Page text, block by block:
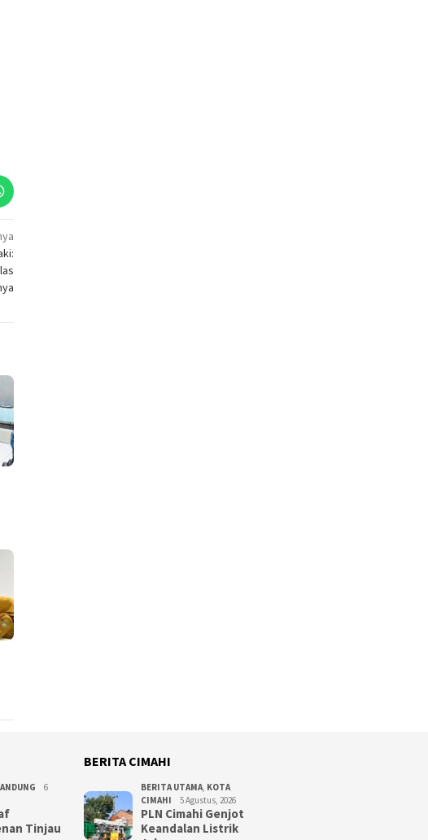
6
Tinjau
BERITA CIMAHI
BERITA UTAMA, KOTA
CIMAHI
5 Agustus, 2026
PLN Cimahi Genjot
Keandalan Listrik